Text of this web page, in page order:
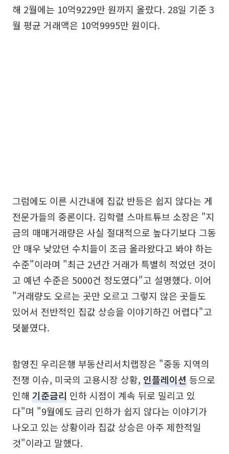
해 2월에는 10억9229만 원까지 올랐다. 28일 기준 3
월 평균 거래액은 10억9995만 원이다.
그럼에도 이른 시간내에 집값 반등은 쉽지 않다는 게
전문가들의 중론이다. 김학렬 스마트튜브 소장은 "지
금의 매매거래량은 사실 절대적으로 높다기보다 그동
안 매우 낮았던 수치들이 조금 올라왔다고 봐야 하는
수준"이라며 "최근 2년간 거래가 특별히 적었던 것이
고 예년 수준은 5000건 정도였다"고 설명했다. 이어
"거래량도 오르는 곳만 오르고 그렇지 않은 곳들도
있어서 전반적인 집값 상승을 이야기하긴 어렵다"고
덧붙였다.
함영진 우리은행 부동산리서치랩장은 "중동 지역의
전쟁 이슈, 미국의 고용시장 상황, 인플레이션 등으로
인해 기준금리 인하 시점이 계속 뒤로 밀리고 있
다"며 "9월에도 금리 인하가 쉽지 않다는 이야기가
나오고 있는 상황이라 집값 상승은 아주 제한적일
것"이라고 말했다.